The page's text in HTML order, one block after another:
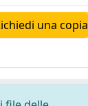
una copia